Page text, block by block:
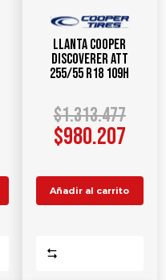
Llanta COOPER
Discoverer ATT
255/55 R18 109H
$1.313.477
$980.207
Añadir al carrito